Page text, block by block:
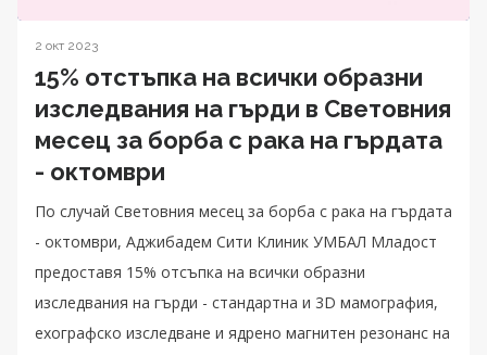
2 окт 2023
15% отстъпка на всички образни
изследвания на гърди в Световния
месец за борба с рака на гърдата
- октомври
По случай Световния месец за борба с рака на гърдата
- октомври, Аджибадем Сити Клиник УМБАЛ Младост
предоставя 15% отсъпка на всички образни
изследвания на гърди - стандартна и 3D мамография,
ехографско изследване и ядрено магнитен резонанс на